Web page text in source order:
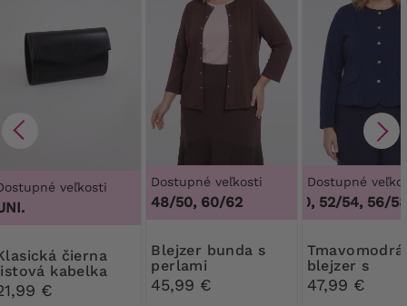
veľkosti
kabelka
€
Dostupné veľkosti
48/50, 60/62
blejzer bunda s
perlami
45,99 €
Dostupné
48/50, 52/54, 56/
Tmavomodrá
blejzer s
ozdobnými
gombíkmi
47,99 €